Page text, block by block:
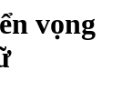
vọng